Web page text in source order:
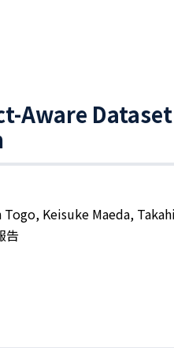
Aware
Keisuke Maeda,
告